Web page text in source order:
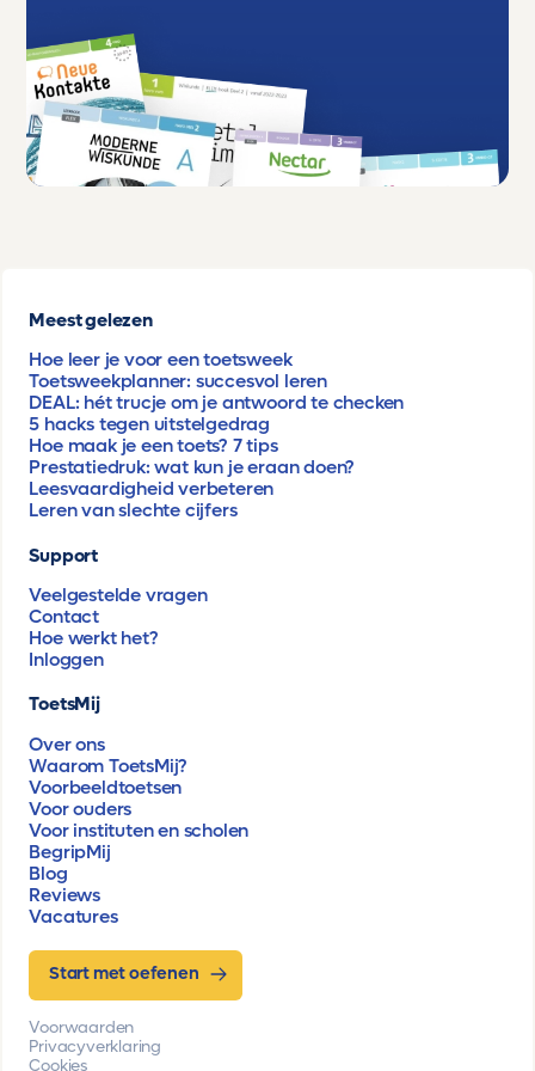
Meest gelezen
Hoe leer je voor een toetsweek
Toetsweekplanner: succesvol leren
DEAL: hét trucje om je antwoord te checken
5 hacks tegen uitstelgedrag
Hoe maak je een toets? 7 tips
Prestatiedruk: wat kun je eraan doen?
Leesvaardigheid verbeteren
Leren van slechte cijfers
Support
Veelgestelde vragen
Contact
Hoe werkt het?
Inloggen
ToetsMij
Over ons
Waarom ToetsMij?
Voorbeeldtoetsen
Voor ouders
Voor instituten en scholen
BegripMij
Blog
Reviews
Vacatures
Start met oefenen
Voorwaarden
Privacyverklaring
Cookies